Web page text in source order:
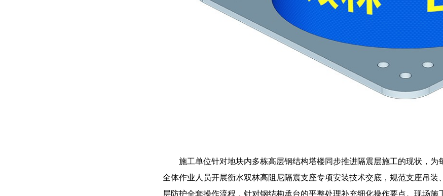
施工单位针对地块内多栋高层钢结构塔楼同步推进隔震层施工的现状，
全体作业人员开展衡水双林高阻尼隔震支座专项安装技术交底，规范支座吊
层防护全套操作流程，针对钢结构承台的平整处理补充细化操作要点。现场